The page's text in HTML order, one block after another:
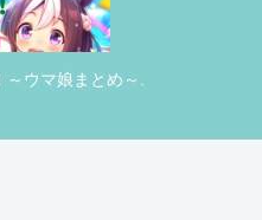
ウマ娘まとめ～.